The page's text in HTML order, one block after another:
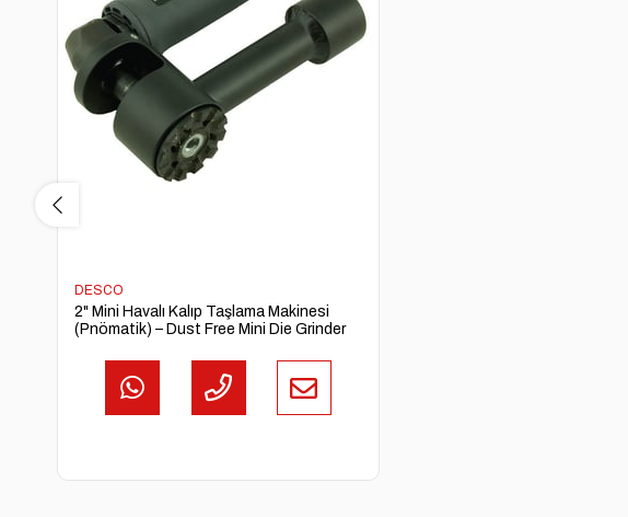
DESCO
2" Mini Havalı Kalıp Taşlama Makinesi
(Pnömatik) – Dust Free Mini Die Grinder